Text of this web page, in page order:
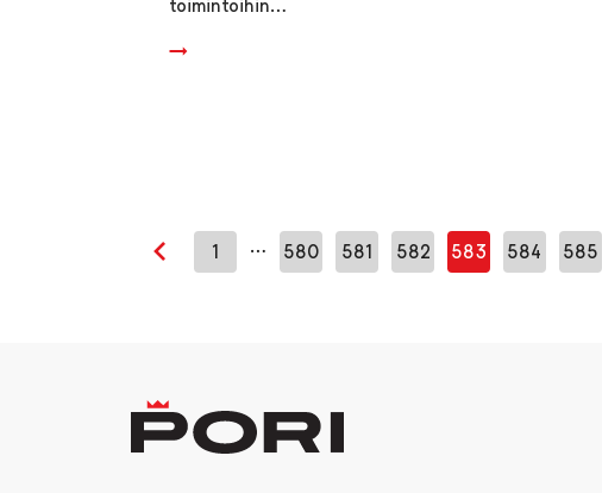
toimintoihin…
Edellinen sivu
1 … 580 581 582 583 584 585